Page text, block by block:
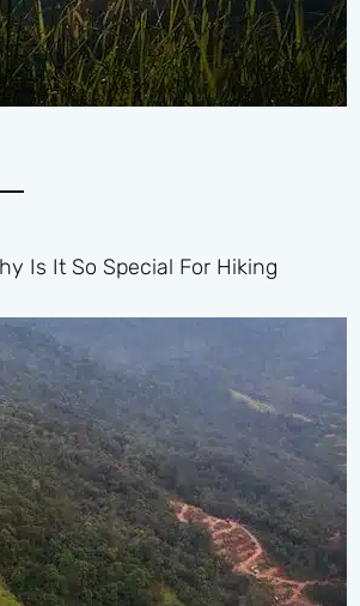
Is It So Special For Hiking